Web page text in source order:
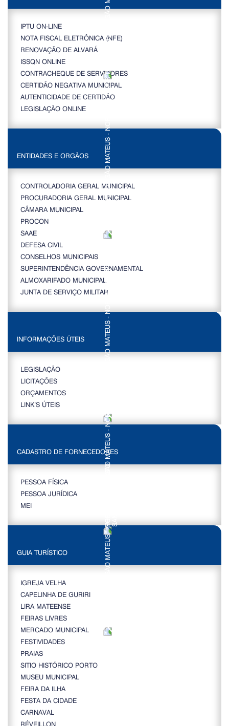
IPTU ON-LINE
NOTA FISCAL ELETRÔNICA (NFE)
RENOVAÇÃO DE ALVARÁ
ISSQN ONLINE
CONTRACHEQUE DE SERVIDORES
CERTIDÃO NEGATIVA MUNICIPAL
AUTENTICIDADE DE CERTIDÃO
LEGISLAÇÃO ONLINE
ENTIDADES E ORGÃOS
CONTROLADORIA GERAL MUNICIPAL
PROCURADORIA GERAL MUNICIPAL
CÂMARA MUNICIPAL
PROCON
SAAE
DEFESA CIVIL
CONSELHOS MUNICIPAIS
SUPERINTENDÊNCIA GOVERNAMENTAL
ALMOXARIFADO MUNICIPAL
JUNTA DE SERVIÇO MILITAR
INFORMAÇÕES ÚTEIS
LEGISLAÇÃO
LICITAÇÕES
ORÇAMENTOS
LINK’S ÚTEIS
CADASTRO DE FORNECEDORES
PESSOA FÍSICA
PESSOA JURÍDICA
MEI
GUIA TURÍSTICO
IGREJA VELHA
CAPELINHA DE GURIRI
LIRA MATEENSE
FEIRAS LIVRES
MERCADO MUNICIPAL
FESTIVIDADES
PRAIAS
SITIO HISTÓRICO PORTO
MUSEU MUNICIPAL
FEIRA DA ILHA
FESTA DA CIDADE
CARNAVAL
RÉVEILLON